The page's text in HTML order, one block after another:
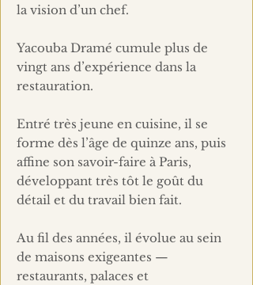
la vision d’un chef.
Yacouba Dramé cumule plus de
vingt ans d’expérience dans la
restauration.
Entré très jeune en cuisine, il se
forme dès l’âge de quinze ans, puis
affine son savoir-faire à Paris,
développant très tôt le goût du
détail et du travail bien fait.
Au fil des années, il évolue au sein
de maisons exigeantes —
restaurants, palaces et